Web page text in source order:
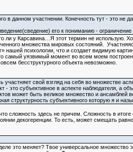
данном участнении. Конечность тут - это не
его к пониманию -
ли у Карсавина…Я этот термин не использую.
множества мировых состояний.
психологии, что и создает видимую
самый уязвимый момент во всем моем
бесструктурного объекта невозможно.
свой взгляд на себя во множестве
- это субъективное в аспекте наблюдателя, а
может быть великое множество и
структурность субъективного которую я и
сложность здесь не причем. Сложность в
декогеренции. То есть, может смещать
это меняет? Твое универсальное